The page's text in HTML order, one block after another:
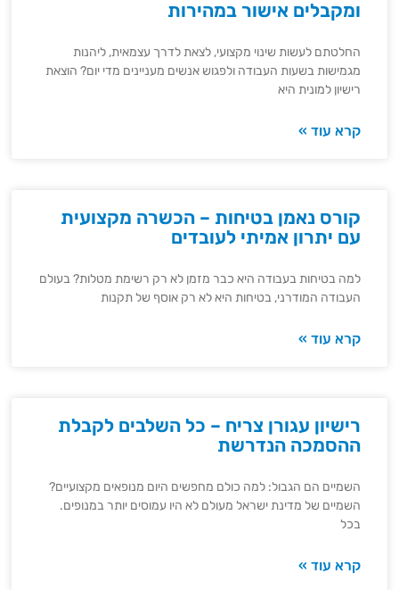
ומקבלים אישור במהירות
החלטתם לעשות שינוי מקצועי, לצאת לדרך עצמאית, ליהנות
מגמישות בשעות העבודה ולפגוש אנשים מעניינים מדי יום? הוצאת
רישיון למונית היא
קרא עוד »
קורס נאמן בטיחות – הכשרה מקצועית
עם יתרון אמיתי לעובדים
למה בטיחות בעבודה היא כבר מזמן לא רק רשימת מטלות? בעולם
העבודה המודרני, בטיחות היא לא רק אוסף של תקנות
קרא עוד »
רישיון עגורן צריח – כל השלבים לקבלת
ההסמכה הנדרשת
השמיים הם הגבול: למה כולם מחפשים היום מנופאים מקצועיים?
השמיים של מדינת ישראל מעולם לא היו עמוסים יותר במנופים.
בכל
קרא עוד »